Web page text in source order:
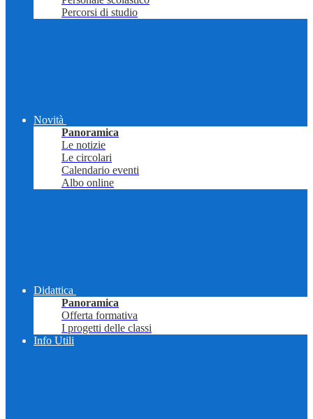
Percorsi di studio
Novità
Panoramica
Le notizie
Le circolari
Calendario eventi
Albo online
Didattica
Panoramica
Offerta formativa
I progetti delle classi
Info Utili